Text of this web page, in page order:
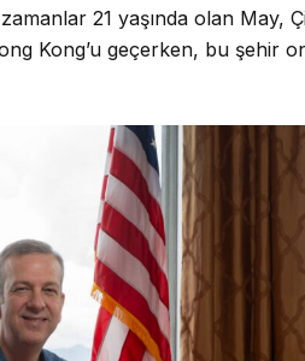
21 yaşında olan May,
Kong’u geçerken, bu şehir